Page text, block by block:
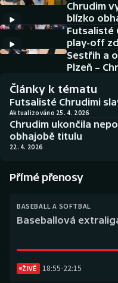
DALŠÍ SPORTY
Americký fotbal
Baseball a softbal
Basketbal
Biatlon
Box
Curling
Florbal
NEPŘEHLÉDNĚTE
Historické návraty
Aplikace ČT sport
Chrudim
blízko
Futsalisté
play-off
Sestřih a
Plzeň –
Články k tématu
Futsalisté Chrudimi
Aktualizováno 25. 4. 2026
Chrudim ukončila
obhajobě titulu
22. 4. 2026
Přímé přenosy
BASEBALL A SOFTBAL
Baseballová
ŽIVĚ 18:55-22:15